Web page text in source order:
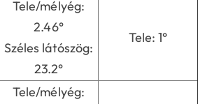
Tele/mélyég:
2.46°
Széles látószög:
23.2°
Tele: 1°
Tele/mélyég: